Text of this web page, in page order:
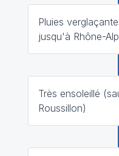
Pluies
jusqu'à Rhône-
Très ensoleillé
Roussillon)